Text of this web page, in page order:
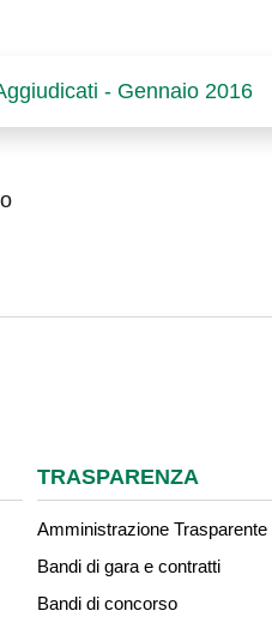
- Gennaio 2016
TRASPARENZA
Amministrazione Trasparente
Bandi di gara e contratti
Bandi di concorso